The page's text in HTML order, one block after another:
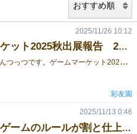
ゲームマーケット2025秋出展報告 2025年11月22日
こ
んにちは。えんつっつです。ゲームマーケット2025秋お疲れ様でした。彩友園は、土曜日に一卓、試遊あり、で、参加しました。朝9:30に、サークルメンバー2人と海浜幕張駅で合流して、幕張メッセへ。ブース設営ブースはこんな感じ。一卓なのと、ポスターを持ち込んだのでいつもより豪華に。新作ファウンセンと、過去作エーススナイパーとガベロットを頒布。なお、最古作品デクテットはボドゲーマに全て送ってるのでなし⋯のつもりが、家に一つだけ置いてあったので持ち込み。エーススナイパーは、割と力入れて売ってたのでボドゲーマに送ってるのもの以外では、写真に写ってるものしか在庫はありません。いいゲームなのでね。ゲムマ開始11:00、ゲムマ開始。ブースがひろーいので、3作品ともに中身を出して展示できました(写真だとなんか散らかってるように⋯⋯)。ファウンセンは、(経費削減のため)上箱をプレイエリアの一部として使うゲームなのですが、ゲームに使用しない下箱を合わせると完全な噴水(Founten)になるというおしゃれポイントを演出。プレイ風景。ファウンセンは、得点獲得規則がかなり独特で、ルールブックを書くのに相当苦労したゲームなのですが、プレイ感はかなりシンプルで、試遊を通して楽しんでいただけました。試遊を通じて購入を決めていただけた方もいらっしゃって、そういう瞬間が一番うれしいですね。ゲムマ終了ゲムマが終わって、今までの中では一番結果を出すことができました。とはいえ、周囲のサークルと比較すると全然まだまだなので、精進していきます。自分自身、頒布会みたいな形で商品を宣伝したり売り込んだりすることに苦手意識がある人間なのですが、それと同時に、自分が作ったゲームで喜んでもらえるのがすごく楽しいという実感もあって、改めて出展して良かったなと思いました。 おまけ22日終了後のゲームマーケットナイトで、フォーザピーポーというゲームを遊ばせてもらいました。メイフォロートリテと、政治家の闇の交渉能力チックなイメージがマッチしてて面白かったです。 最後までお読みいただきありがとうございました。彩友園製作ゲームは、下記サイトから通販を行なっております。https://bodoge.hoobby.net/market/circles/saiyuen今回の新作ゲーム「ファウンセン」も、もうまもなく(12月1日頃)通販開始予定です。
2025/11/26 10:12
彩友園
新作ボードゲームのルールが割と仕上がったかもしれない
2025/11/13 0:46